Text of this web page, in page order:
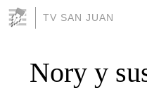
TV SAN JUAN
Nory y